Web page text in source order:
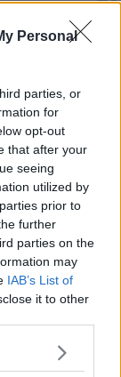
Personal
parties, or
for
opt-out
that after your
seeing
utilized by
prior to
further
parties on the
may
IAB’s List of
it to other
in FiPiLi
Silenzio
un ragazzo